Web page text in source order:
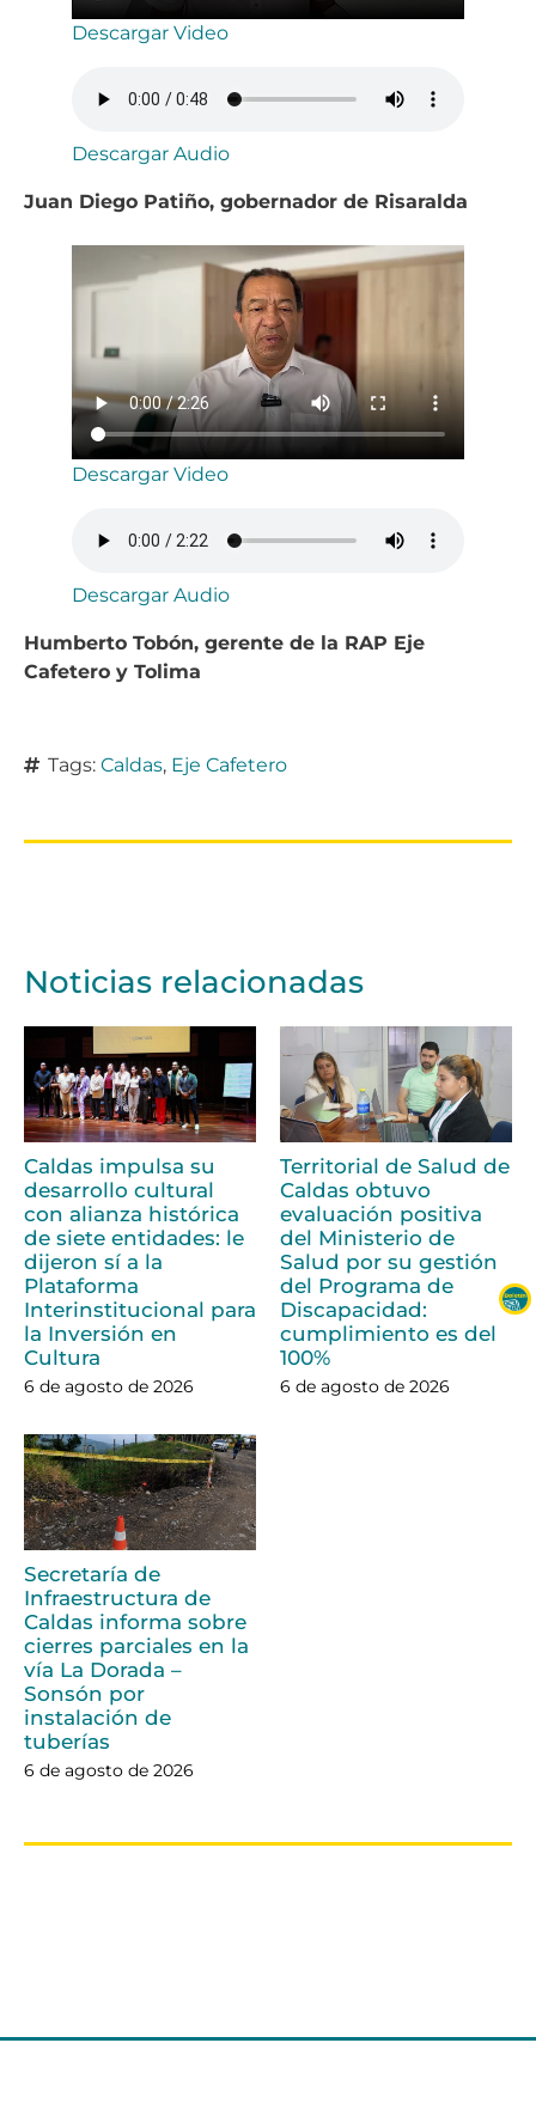
Descargar Video
Descargar Audio
Juan Diego Patiño, gobernador de Risaralda
Descargar Video
Descargar Audio
Humberto Tobón, gerente de la RAP Eje
Cafetero y Tolima
Tags: Caldas, Eje Cafetero
Noticias relacionadas
Caldas impulsa su
desarrollo cultural
con alianza histórica
de siete entidades: le
dijeron sí a la
Plataforma
Interinstitucional para
la Inversión en
Cultura
6 de agosto de 2026
Territorial de Salud de
Caldas obtuvo
evaluación positiva
del Ministerio de
Salud por su gestión
del Programa de
Discapacidad:
cumplimiento es del
100%
6 de agosto de 2026
Secretaría de
Infraestructura de
Caldas informa sobre
cierres parciales en la
vía La Dorada –
Sonsón por
instalación de
tuberías
6 de agosto de 2026